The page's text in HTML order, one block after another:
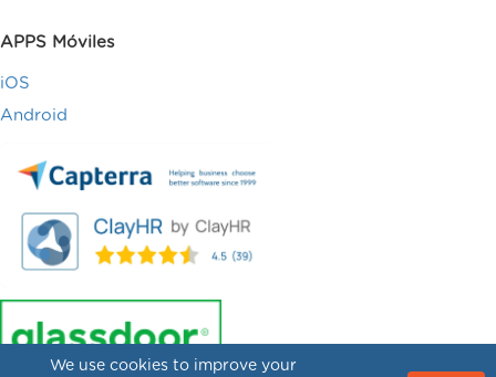
APPS Móviles
iOS
Android
We use cookies to improve your